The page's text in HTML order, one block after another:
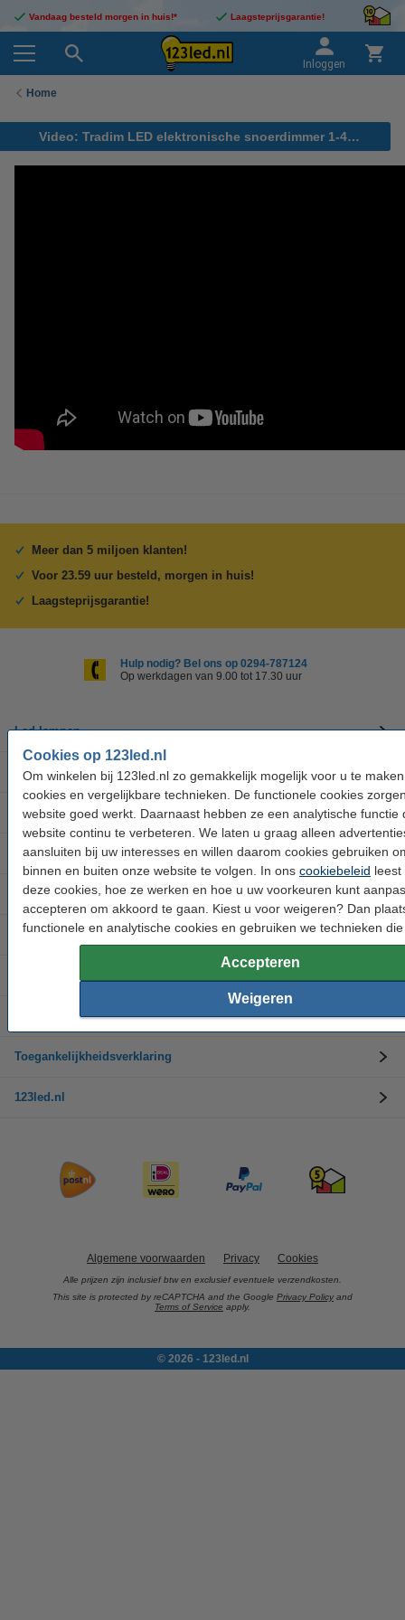
Cookies op 123led.nl
Om winkelen bij 123led.nl zo gemakkelijk mogelijk voor u te
cookies en vergelijkbare technieken. De functionele cookies
website goed werkt. Daarnaast hebben ze een analytische functie
website continu te verbeteren. We laten u graag alleen
aansluiten bij uw interesses en willen daarom cookies gebruiken
binnen en buiten onze website te volgen. In ons cookiebeleid leest
deze cookies, hoe ze werken en hoe u uw voorkeuren kunt
accepteren om akkoord te gaan. Kiest u voor weigeren? Dan
functionele en analytische cookies en gebruiken we technieken
Accepteren
Weigeren
Vandaag besteld morgen in huis!* Laagsteprijsgarantie!
Inloggen
Home
Video: Tradim LED elektronische snoerdimmer 1-40W
Meer dan 5 miljoen klanten!
Voor 23.59 uur besteld, morgen in huis!
Laagsteprijsgarantie!
Hulp nodig? Bel ons op 0294-787124
Op werkdagen van 9.00 tot 17.30 uur
Led-lampen
Binnenverlichting
Buitenverlichting
Merken
Kerstverlichting
Klantenservice
Bedrijfsinformatie
Toegankelijkheidsverklaring
123led.nl
Algemene voorwaarden Privacy Cookies
Alle prijzen zijn inclusief btw en exclusief eventuele verzendkosten.
This site is protected by reCAPTCHA and the Google Privacy Policy and
Terms of Service apply.
© 2026 - 123led.nl